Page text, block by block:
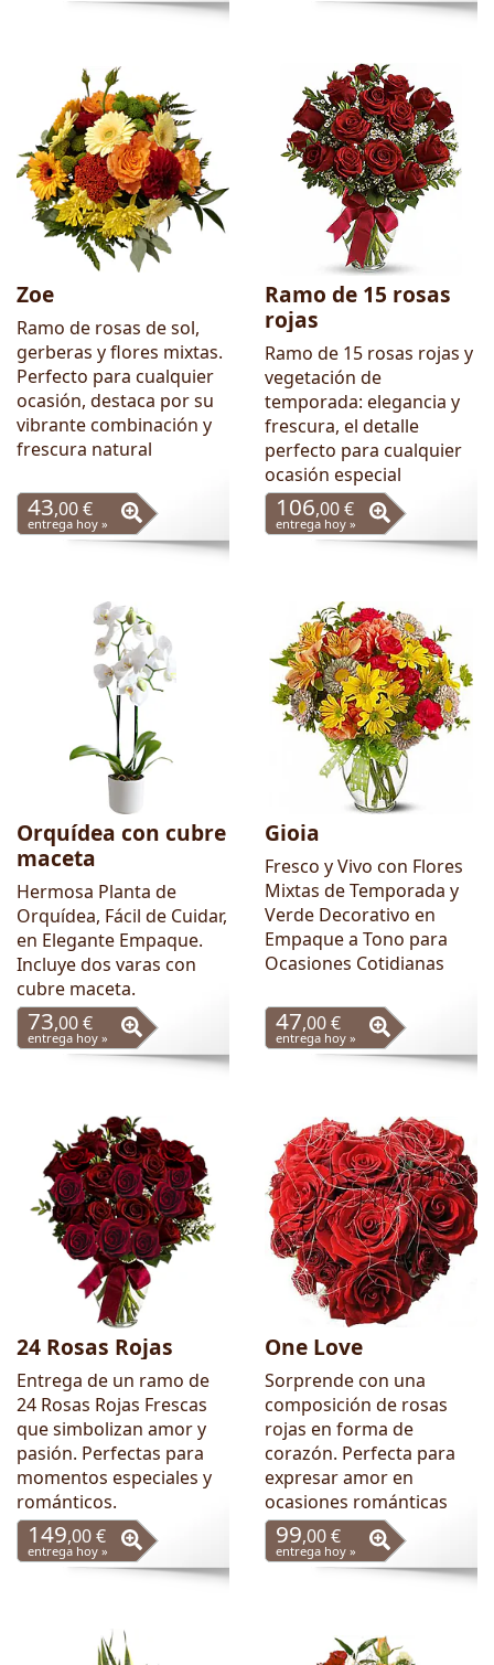
Zoe
Ramo de rosas de sol,
gerberas y flores mixtas.
Perfecto para cualquier
ocasión, destaca por su
vibrante combinación y
frescura natural
43,00 €
entrega hoy »
Ramo de 15 rosas
rojas
Ramo de 15 rosas rojas y
vegetación de
temporada: elegancia y
frescura, el detalle
perfecto para cualquier
ocasión especial
106,00 €
entrega hoy »
Orquídea con cubre
maceta
Hermosa Planta de
Orquídea, Fácil de Cuidar,
en Elegante Empaque.
Incluye dos varas con
cubre maceta.
73,00 €
entrega hoy »
Gioia
Fresco y Vivo con Flores
Mixtas de Temporada y
Verde Decorativo en
Empaque a Tono para
Ocasiones Cotidianas
47,00 €
entrega hoy »
24 Rosas Rojas
Entrega de un ramo de
24 Rosas Rojas Frescas
que simbolizan amor y
pasión. Perfectas para
momentos especiales y
románticos.
149,00 €
entrega hoy »
One Love
Sorprende con una
composición de rosas
rojas en forma de
corazón. Perfecta para
expresar amor en
ocasiones románticas
99,00 €
entrega hoy »